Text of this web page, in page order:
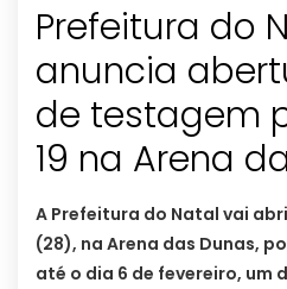
Prefeitura do
anuncia
de testagem
19 na Arena
A Prefeitura do Natal vai
(28), na Arena das Dunas,
até o dia 6 de fevereiro, um